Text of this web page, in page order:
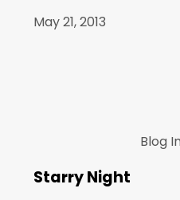
May 21, 2013
Blog
Starry Night